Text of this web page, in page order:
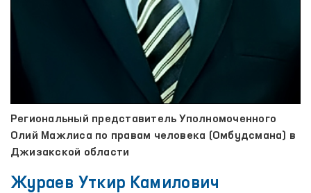
Региональный представитель Уполномоченного
Олий Мажлиса по правам человека (Омбудсмана) в
Джизакской области
Жураев Уткир Камилович